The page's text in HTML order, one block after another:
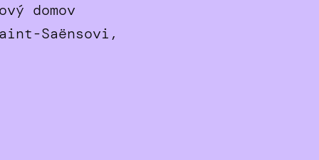
domov
Saënsovi,